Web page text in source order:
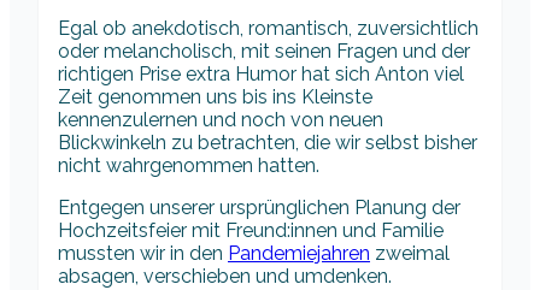
Egal ob anekdotisch, romantisch, zuversichtlich
oder melancholisch, mit seinen Fragen und der
richtigen Prise extra Humor hat sich Anton viel
Zeit genommen uns bis ins Kleinste
kennenzulernen und noch von neuen
Blickwinkeln zu betrachten, die wir selbst bisher
nicht wahrgenommen hatten.
Entgegen unserer ursprünglichen Planung der
Hochzeitsfeier mit Freund:innen und Familie
mussten wir in den Pandemiejahren zweimal
absagen, verschieben und umdenken.